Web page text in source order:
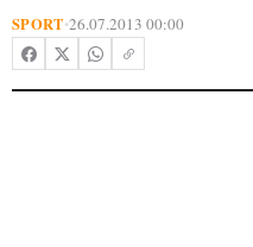
SPORT•26.07.2013 00:00